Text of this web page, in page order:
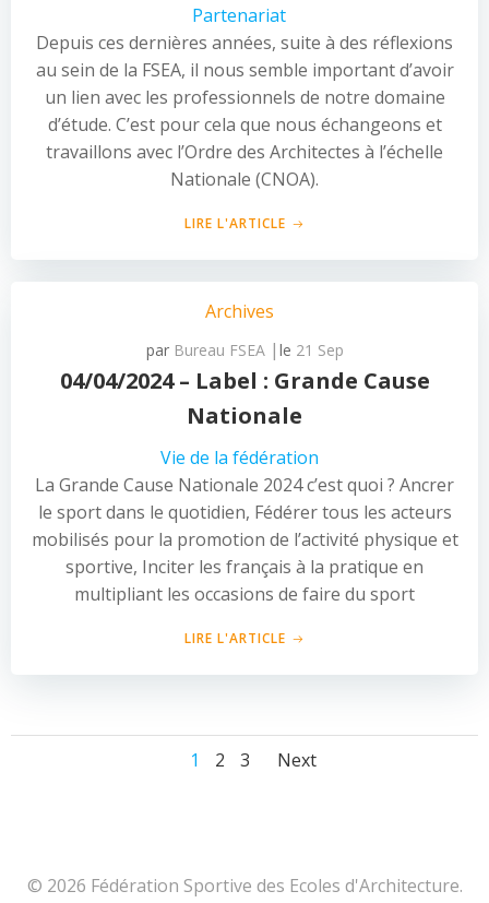
Partenariat
Depuis ces dernières années, suite à des réflexions
au sein de la FSEA, il nous semble important d’avoir
un lien avec les professionnels de notre domaine
d’étude. C’est pour cela que nous échangeons et
travaillons avec l’Ordre des Architectes à l’échelle
Nationale (CNOA).
LIRE L'ARTICLE
Archives
par Bureau FSEA | le 21 Sep
04/04/2024 – Label : Grande Cause
Nationale
Vie de la fédération
La Grande Cause Nationale 2024 c’est quoi ? Ancrer
le sport dans le quotidien, Fédérer tous les acteurs
mobilisés pour la promotion de l’activité physique et
sportive, Inciter les français à la pratique en
multipliant les occasions de faire du sport
LIRE L'ARTICLE
Posts
Page
1 Page
2 Page
3
Posts
Next
© 2026 Fédération Sportive des Ecoles d'Architecture.